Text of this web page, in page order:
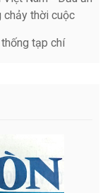
chảy thời cuộc
tạp chí